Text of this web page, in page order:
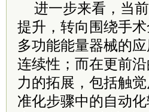
进一步来看，当
提升，转向围绕手
多功能能量器械的
连续性；而在更前
力的拓展，包括触
准化步骤中的自动